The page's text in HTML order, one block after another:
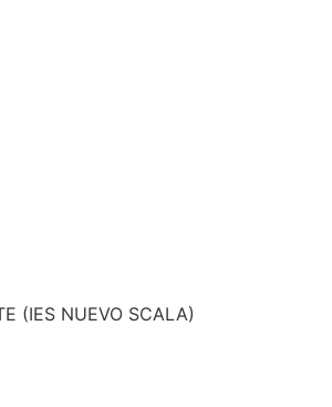
(IES NUEVO SCALA)